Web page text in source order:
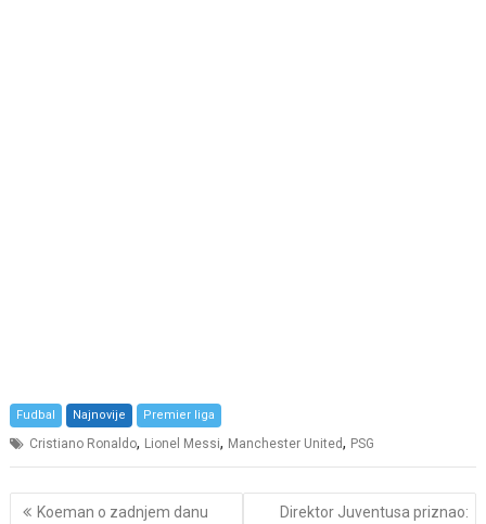
Fudbal Najnovije Premier liga
Cristiano Ronaldo, Lionel Messi, Manchester United, PSG
PostKoeman o zadnjem danu
Direktor Juventusa priznao: